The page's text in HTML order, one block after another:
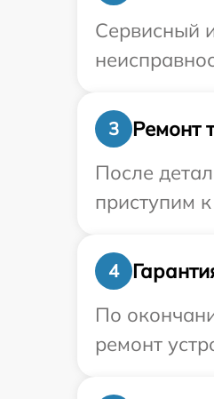
Сервисный
3
Ремонт
После
приступим
4
По
ремонт